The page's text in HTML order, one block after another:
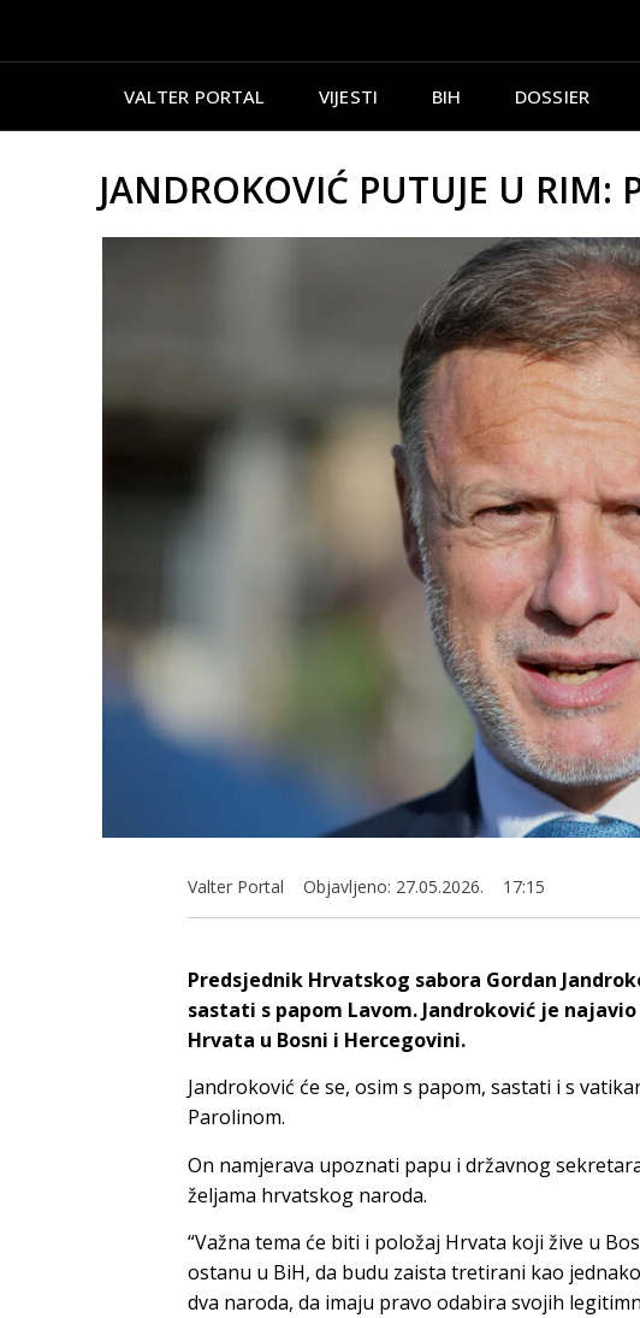
VALTER PORTAL VIJESTI BIH DOSSIER
JANDROKOVIĆ PUTUJE U
Valter Portal Objavljeno: 27.05.2026. 17:15
Predsjednik Hrvatskog sabora Gordan
sastati s papom Lavom. Jandroković je
Hrvata u Bosni i Hercegovini.
Jandroković će se, osim s papom, sastati i s
Parolinom.
On namjerava upoznati papu i državnog
željama hrvatskog naroda.
“Važna tema će biti i položaj Hrvata koji žive u
ostanu u BiH, da budu zaista tretirani kao
dva naroda, da imaju pravo odabira svojih